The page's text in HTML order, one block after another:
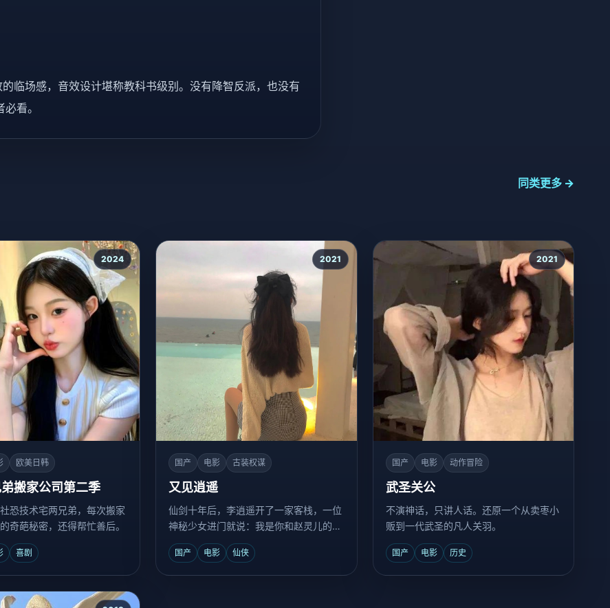
临场感，音效设计堪称教科书级别。没有降智反派，也没有
看。
同类更多 →
2024
欧美日韩
搬家公司第二季
恐技术宅两兄弟，每次搬家
奇葩秘密，还得帮忙善后。
喜剧
2021
国产 电影 古装权谋
又见逍遥
仙剑十年后，李逍遥开了一家客栈，一位
神秘少女进门就说：我是你和赵灵儿的女
儿。
国产 电影 仙侠
2021
国产 电影 动作冒险
武圣关公
不演神话，只讲人话。还原一个从卖枣小
贩到一代武圣的凡人关羽。
国产 电影 历史